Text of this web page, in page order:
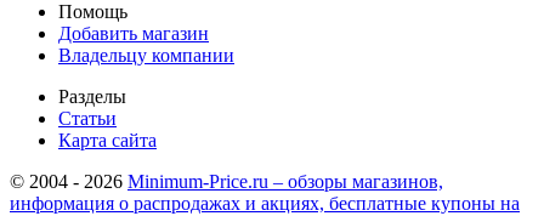
Помощь
Добавить магазин
Владельцу компании
Разделы
Статьи
Карта сайта
© 2004 - 2026 Minimum-Price.ru – обзоры магазинов,
информация о распродажах и акциях, бесплатные купоны на